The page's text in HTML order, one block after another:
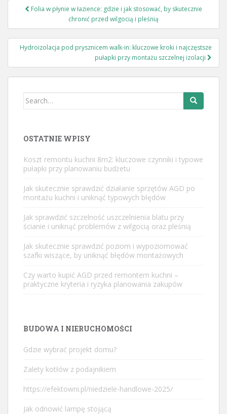
Nawigacja
Folia w płynie w łazience: gdzie i jak stosować, by skutecznie
chronić przed wilgocią i pleśnią
Hydroizolacja pod prysznicem walk-in: kluczowe kroki i najczęstsze
pułapki przy montażu szczelnej izolacji
Search
OSTATNIE WPISY
Koszt remontu kuchni 8m2: kluczowe czynniki i typowe
pułapki przy planowaniu budżetu
Jak skutecznie sprawdzić działanie sprzętów AGD po
montażu kuchni i uniknąć typowych błędów
Jak sprawdzić szczelność uszczelnienia blatu przy
ścianie i uniknąć problemów z wilgocią oraz pleśnią
Jak skutecznie sprawdzić poziom i wypoziomować
szafki wiszące, by uniknąć błędów montażowych
Czy warto kupić AGD przed remontem kuchni –
praktyczne kryteria i ryzyka planowania zakupów
BUDOWA I NIERUCHOMOŚCI
Gdzie wybrać projekt domu?
Zalety kotłów z podajnikiem
https://efektowni.pl/niedziele-handlowe-2025/
Jak odnowić lampę stojącą